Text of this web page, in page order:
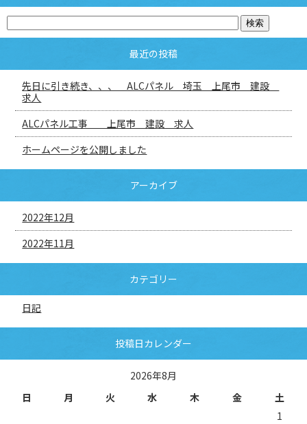
最近の投稿
先日に引き続き、、、 ALCパネル 埼玉 上尾市 建設
求人
ALCパネル工事 上尾市 建設 求人
ホームページを公開しました
アーカイブ
2022年12月
2022年11月
カテゴリー
日記
投稿日カレンダー
2026年8月
日
月 火 水 木 金
土
1